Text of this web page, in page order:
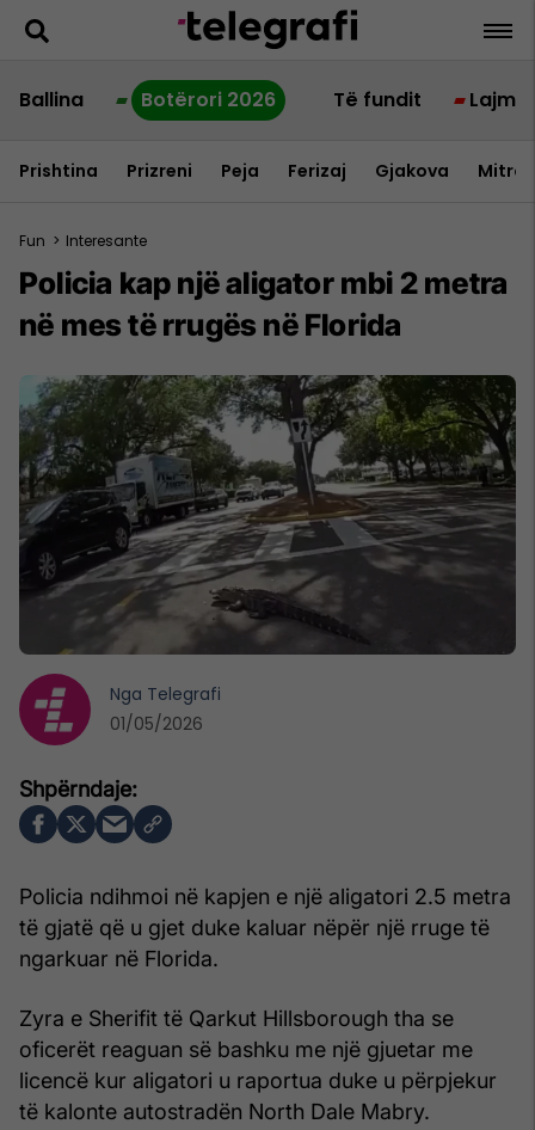
Ballina Botërori 2026 Të fundit Lajme
Prishtina Prizreni Peja Ferizaj Gjakova
Fun > Interesante
Policia kap një aligator mbi 2 metra
në mes të rrugës në Florida
Policia ndihmoi në kapjen e një aligatori 2.5 metra
të gjatë që u gjet duke kaluar nëpër një rruge të
ngarkuar në Florida.
Zyra e Sherifit të Qarkut Hillsborough tha se
oficerët reaguan së bashku me një gjuetar me
licencë kur aligatori u raportua duke u përpjekur
të kalonte autostradën North Dale Mabry.
Nga Telegrafi
01/05/2026